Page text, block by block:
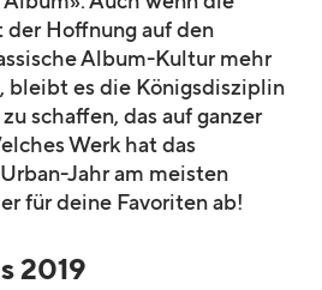
Hoffnung auf den
Album-Kultur mehr
bleibt es die Königsdisziplin
schaffen, das auf ganzer
Werk hat das
Jahr am meisten
für deine Favoriten ab!
2019